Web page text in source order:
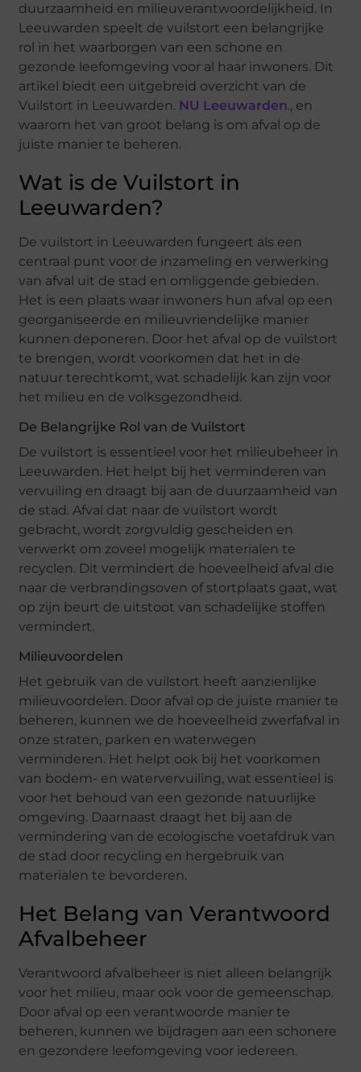
duurzaamheid en milieuverantwoordelijkheid. In
Leeuwarden speelt de vuilstort een belangrijke
rol in het waarborgen van een schone en
gezonde leefomgeving voor al haar inwoners. Dit
artikel biedt een uitgebreid overzicht van de
Vuilstort in Leeuwarden. NU Leeuwarden., en
waarom het van groot belang is om afval op de
juiste manier te beheren.
Wat is de Vuilstort in
Leeuwarden?
De vuilstort in Leeuwarden fungeert als een
centraal punt voor de inzameling en verwerking
van afval uit de stad en omliggende gebieden.
Het is een plaats waar inwoners hun afval op een
georganiseerde en milieuvriendelijke manier
kunnen deponeren. Door het afval op de vuilstort
te brengen, wordt voorkomen dat het in de
natuur terechtkomt, wat schadelijk kan zijn voor
het milieu en de volksgezondheid.
De Belangrijke Rol van de Vuilstort
De vuilstort is essentieel voor het milieubeheer in
Leeuwarden. Het helpt bij het verminderen van
vervuiling en draagt bij aan de duurzaamheid van
de stad. Afval dat naar de vuilstort wordt
gebracht, wordt zorgvuldig gescheiden en
verwerkt om zoveel mogelijk materialen te
recyclen. Dit vermindert de hoeveelheid afval die
naar de verbrandingsoven of stortplaats gaat, wat
op zijn beurt de uitstoot van schadelijke stoffen
vermindert.
Milieuvoordelen
Het gebruik van de vuilstort heeft aanzienlijke
milieuvoordelen. Door afval op de juiste manier te
beheren, kunnen we de hoeveelheid zwerfafval in
onze straten, parken en waterwegen
verminderen. Het helpt ook bij het voorkomen
van bodem- en watervervuiling, wat essentieel is
voor het behoud van een gezonde natuurlijke
omgeving. Daarnaast draagt het bij aan de
vermindering van de ecologische voetafdruk van
de stad door recycling en hergebruik van
materialen te bevorderen.
Het Belang van Verantwoord
Afvalbeheer
Verantwoord afvalbeheer is niet alleen belangrijk
voor het milieu, maar ook voor de gemeenschap.
Door afval op een verantwoorde manier te
beheren, kunnen we bijdragen aan een schonere
en gezondere leefomgeving voor iedereen.